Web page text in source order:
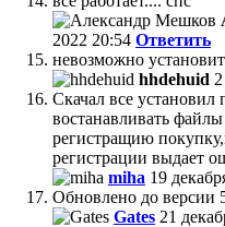
2022 20:54 Ответить
невозможно
hhdehuid
Скачал все установил
востанавливать
регистращию
регистрации выдает
miha 19
Обновлено до версии
Gates 21